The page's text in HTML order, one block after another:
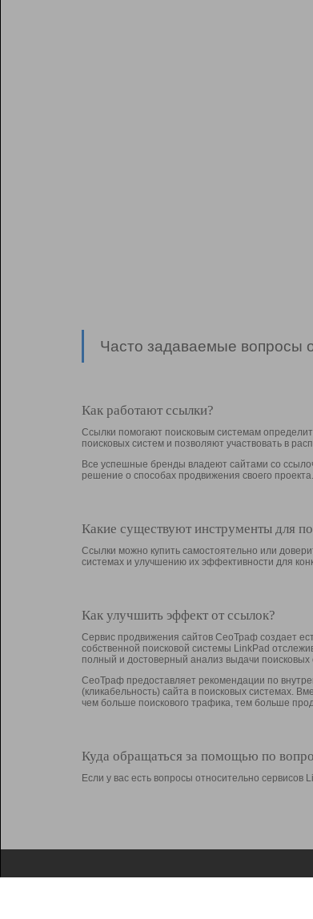
Часто задаваемые вопросы
Как работают ссылки?
Ссылки помогают поисковым системам
поисковых систем и позволяют участвовать в
Все успешные бренды владеют сайтами со
решение о способах продвижения своего проекта.
Какие существуют инструменты для
Ссылки можно купить самостоятельно или
системах и улучшению их эффективности для
Как улучшить эффект от ссылок?
Сервис продвижения сайтов СеоТраф создает
собственной поисковой системы LinkPad
полный и достоверный анализ выдачи
СеоТраф предоставляет рекомендации по
(кликабельность) сайта в поисковых системах.
чем больше поискового трафика, тем больше
Куда обращаться за помощью по
Если у вас есть вопросы относительно